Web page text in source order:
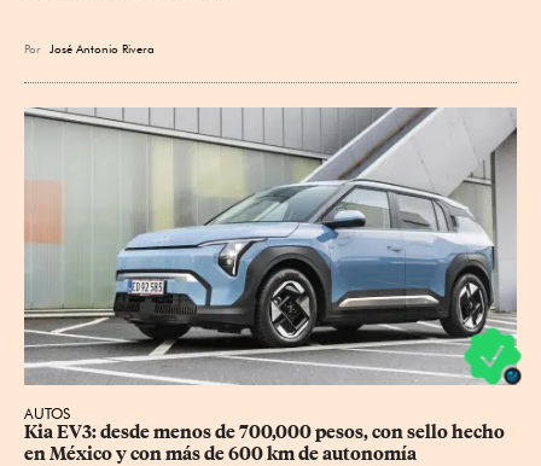
Por José Antonio Rivera
AUTOS
Kia EV3: desde menos de 700,000 pesos, con sello hecho
en México y con más de 600 km de autonomía